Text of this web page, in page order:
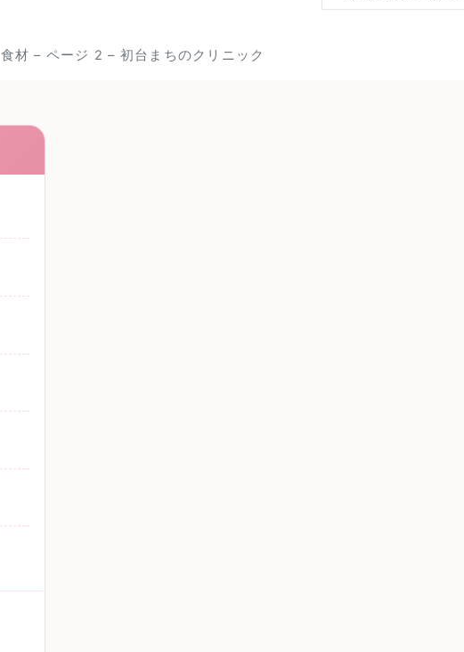
食材 – ページ 2 – 初台まちのクリニック